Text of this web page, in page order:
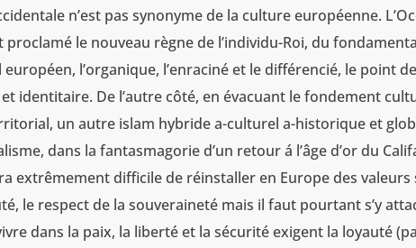
n’est pas synonyme de la culture européenne.
le nouveau règne de l’individu-Roi, du
l’organique, l’enraciné et le différencié, le point
identitaire. De l’autre côté, en évacuant le fondement
un autre islam hybride a-culturel a-historique et
dans la fantasmagorie d’un retour á l’âge d’or du
extrêmement difficile de réinstaller en Europe des
le respect de la souveraineté mais il faut pourtant s’y
dans la paix, la liberté et la sécurité exigent la loyauté